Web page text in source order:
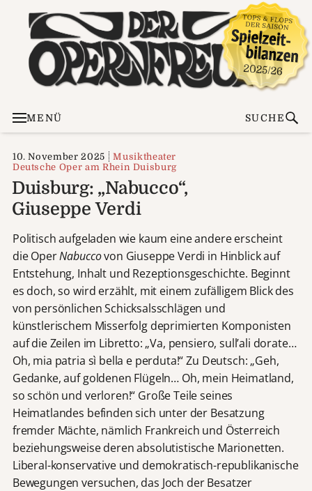
MENÜ SUCHE
10. November 2025
Musiktheater
Deutsche Oper am Rhein Duisburg
Duisburg: „Nabucco“,
Giuseppe Verdi
Politisch aufgeladen wie kaum eine andere erscheint
die OperNabuccovon Giuseppe Verdi in Hinblick auf
Entstehung, Inhalt und Rezeptionsgeschichte. Beginnt
es doch, so wird erzählt, mit einem zufälligem Blick des
von persönlichen Schicksalsschlägen und
künstlerischem Misserfolg deprimierten Komponisten
auf die Zeilen im Libretto: „Va, pensiero, sull’ali dorate…
Oh, mia patria sì bella e perduta!“ Zu Deutsch: „Geh,
Gedanke, auf goldenen Flügeln… Oh, mein Heimatland,
so schön und verloren!“ Große Teile seines
Heimatlandes befinden sich unter der Besatzung
fremder Mächte, nämlich Frankreich und Österreich
beziehungsweise deren absolutistische Marionetten.
Liberal-konservative und demokratisch-republikanische
Bewegungen versuchen, das Joch der Besatzer